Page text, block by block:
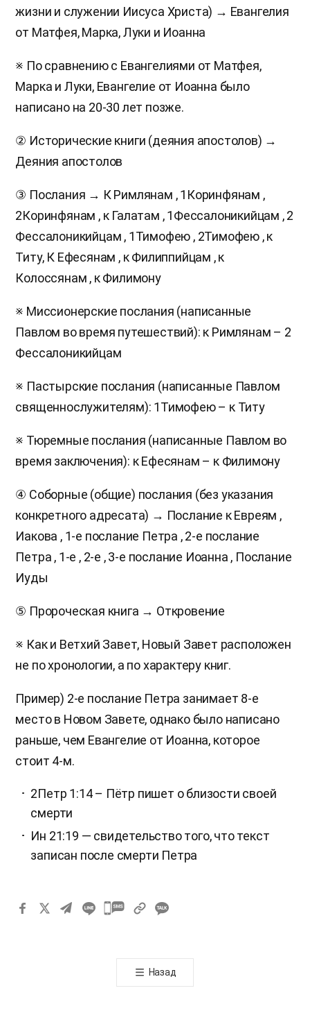
жизни и служении Иисуса Христа) → Евангелия
от Матфея, Марка, Луки и Иоанна
※ По сравнению с Евангелиями от Матфея,
Марка и Луки, Евангелие от Иоанна было
написано на 20-30 лет позже.
② Исторические книги (деяния апостолов) →
Деяния апостолов
③ Послания → К Римлянам , 1Коринфянам ,
2Коринфянам , к Галатам , 1Фессалоникийцам , 2
Фессалоникийцам , 1Тимофею , 2Тимофею , к
Титу, К Ефесянам , к Филиппийцам , к
Колоссянам , к Филимону
※ Миссионерские послания (написанные
Павлом во время путешествий): к Римлянам – 2
Фессалоникийцам
※ Пастырские послания (написанные Павлом
священнослужителям): 1Тимофею – к Титу
※ Тюремные послания (написанные Павлом во
время заключения): к Ефесянам – к Филимону
④ Соборные (общие) послания (без указания
конкретного адресата) → Послание к Евреям ,
Иакова , 1-е послание Петра , 2-е послание
Петра , 1-е , 2-е , 3-е послание Иоанна , Послание
Иуды
⑤ Пророческая книга → Откровение
※ Как и Ветхий Завет, Новый Завет расположен
не по хронологии, а по характеру книг.
Пример) 2-е послание Петра занимает 8-е
место в Новом Завете, однако было написано
раньше, чем Евангелие от Иоанна, которое
стоит 4-м.
2Петр 1:14 – Пётр пишет о близости своей
смерти
Ин 21:19 — свидетельство того, что текст
записан после смерти Петра
카
톡
공
Назад